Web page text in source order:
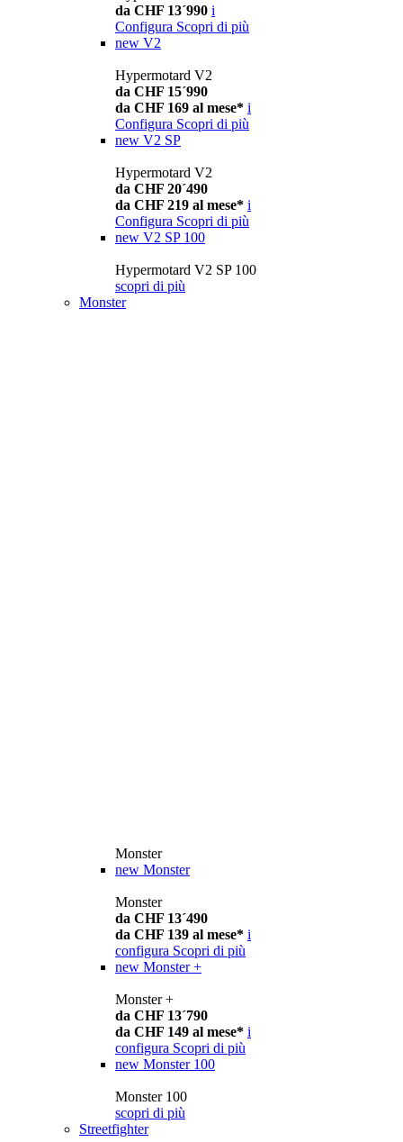
da CHF 13´990 i
Configura Scopri di più
new V2
Hypermotard V2
da CHF 15´990
da CHF 169 al mese* i
Configura Scopri di più
new V2 SP
Hypermotard V2
da CHF 20´490
da CHF 219 al mese* i
Configura Scopri di più
new V2 SP 100
Hypermotard V2 SP 100
scopri di più
Monster
Monster
new Monster
Monster
da CHF 13´490
da CHF 139 al mese* i
configura Scopri di più
new Monster +
Monster +
da CHF 13´790
da CHF 149 al mese* i
configura Scopri di più
new Monster 100
Monster 100
scopri di più
Streetfighter